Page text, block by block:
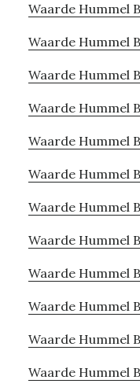
Waarde Hummel
Waarde Hummel
Waarde Hummel
Waarde Hummel
Waarde Hummel
Waarde Hummel
Waarde Hummel
Waarde Hummel
Waarde Hummel
Waarde Hummel
Waarde Hummel
Waarde Hummel